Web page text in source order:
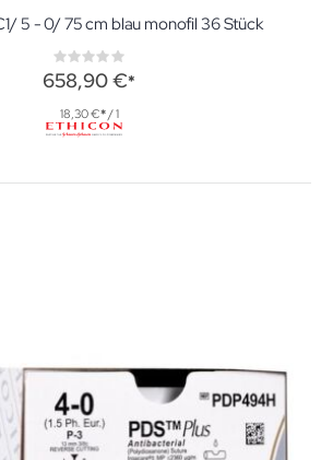
5 - 0/ 75 cm blau monofil 36 Stück
Rating:
0%
658,90 €
18,30 € / 1